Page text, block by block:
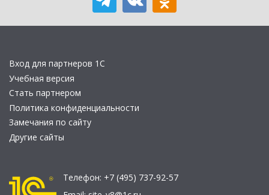
Вход для партнеров 1С
Учебная версия
Стать партнером
Политика конфиденциальности
Замечания по сайту
Другие сайты
Телефон: +7 (495) 737-92-57